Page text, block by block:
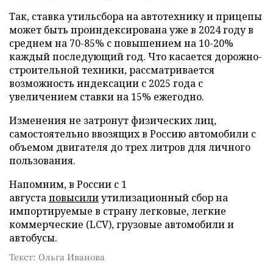
Так, ставка утильсбора на автотехнику и прицепы
может быть проиндексирована уже в 2024 году в
среднем на 70-85% с повышением на 10-20%
каждый последующий год. Что касается дорожно-
строительной техники, рассматривается
возможность индексации с 2025 года с
увеличением ставки на 15% ежегодно.
Изменения не затронут физических лиц,
самостоятельно ввозящих в Россию автомобили с
объемом двигателя до трех литров для личного
пользования.
Напомним, в России с 1
августаповысилиутилизационный сбор на
импортируемые в страну легковые, легкие
коммерческие (LCV), грузовые автомобили и
автобусы.
Текст: Ольга Иванова